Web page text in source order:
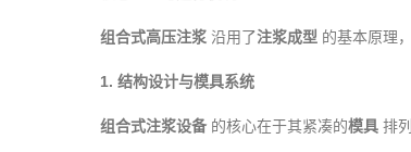
组合式高压注浆 沿用了注浆成型 的基本原理
1. 结构设计与模具系统
组合式注浆设备 的核心在于其紧凑的模具 排